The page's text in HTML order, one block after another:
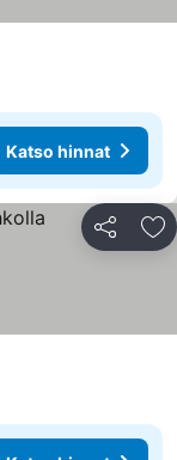
Katso hinnat
Jaa